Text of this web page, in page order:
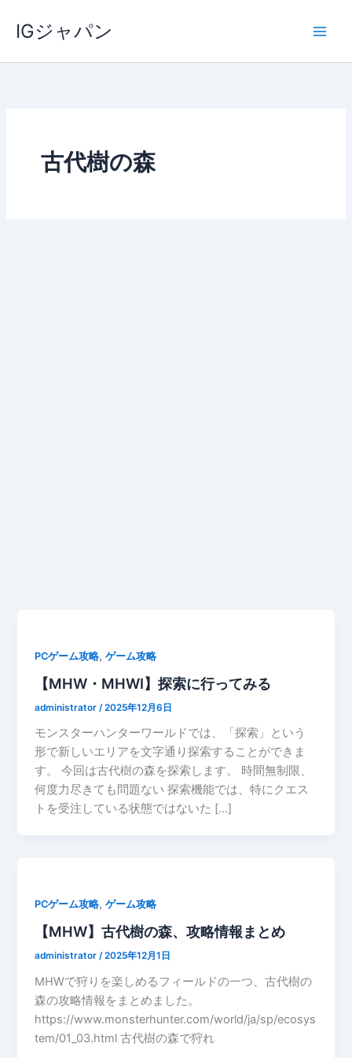
ス
IGジャパン
古代樹の森
PCゲーム攻略,ゲーム攻略
【MHW・MHWI】探索に行ってみる
administrator /2025年12月6日
モンスターハンターワールドでは、「探索」という
形で新しいエリアを文字通り探索することができま
す。 今回は古代樹の森を探索します。 時間無制限、
何度力尽きても問題ない 探索機能では、特にクエス
トを受注している状態ではないた […]
PCゲーム攻略,ゲーム攻略
【MHW】古代樹の森、攻略情報まとめ
administrator/2025年12月1日
MHWで狩りを楽しめるフィールドの一つ、古代樹の
森の攻略情報をまとめました。
https://www.monsterhunter.com/world/ja/sp/ecosys
tem/01_03.html 古代樹の森で狩れ